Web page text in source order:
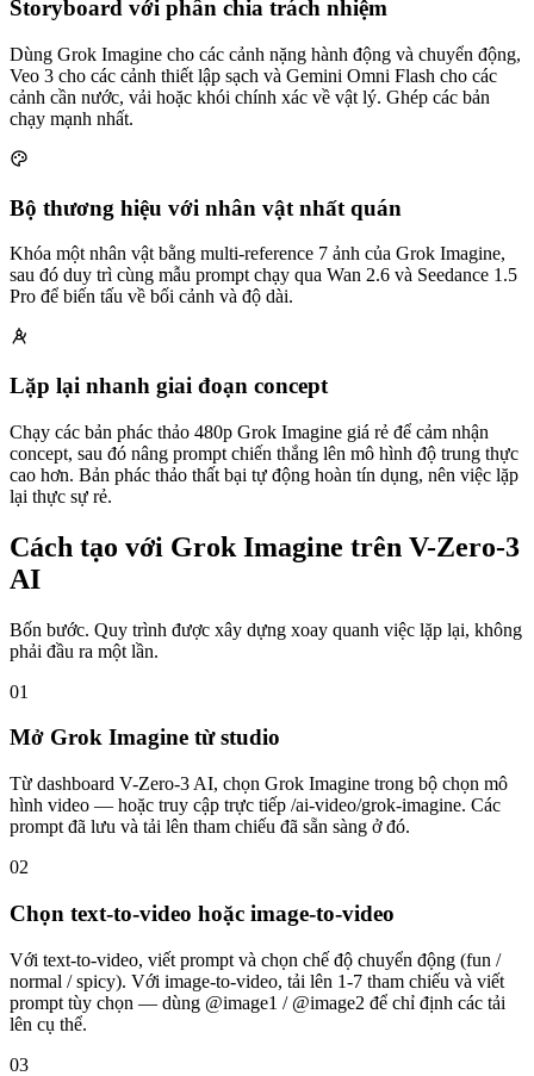
Storyboard với phân chia trách nhiệm
Dùng Grok Imagine cho các cảnh nặng hành động và chuyển động,
Veo 3 cho các cảnh thiết lập sạch và Gemini Omni Flash cho các
cảnh cần nước, vải hoặc khói chính xác về vật lý. Ghép các bản
chạy mạnh nhất.
Bộ thương hiệu với nhân vật nhất quán
Khóa một nhân vật bằng multi-reference 7 ảnh của Grok Imagine,
sau đó duy trì cùng mẫu prompt chạy qua Wan 2.6 và Seedance 1.5
Pro để biến tấu về bối cảnh và độ dài.
Lặp lại nhanh giai đoạn concept
Chạy các bản phác thảo 480p Grok Imagine giá rẻ để cảm nhận
concept, sau đó nâng prompt chiến thắng lên mô hình độ trung thực
cao hơn. Bản phác thảo thất bại tự động hoàn tín dụng, nên việc lặp
lại thực sự rẻ.
Cách tạo với Grok Imagine trên V-Zero-3
AI
Bốn bước. Quy trình được xây dựng xoay quanh việc lặp lại, không
phải đầu ra một lần.
01
Mở Grok Imagine từ studio
Từ dashboard V-Zero-3 AI, chọn Grok Imagine trong bộ chọn mô
hình video — hoặc truy cập trực tiếp /ai-video/grok-imagine. Các
prompt đã lưu và tải lên tham chiếu đã sẵn sàng ở đó.
02
Chọn text-to-video hoặc image-to-video
Với text-to-video, viết prompt và chọn chế độ chuyển động (fun /
normal / spicy). Với image-to-video, tải lên 1-7 tham chiếu và viết
prompt tùy chọn — dùng @image1 / @image2 để chỉ định các tải
lên cụ thể.
03